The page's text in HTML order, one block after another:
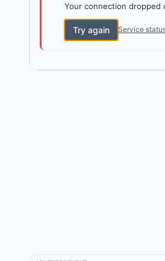
Your connection dropped
Try again Service